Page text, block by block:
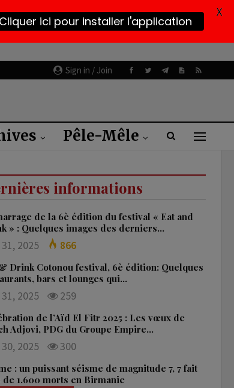
Sign in / Join
Pêle-Mêle
informations
de la 6è édition du festival « Eat and
» : Quelques images des derniers…
2025 866
Drink Cotonou festival, 6è édition: Quelques
bars et lounges qui…
2025 259
de l’Aïd El Fitr 2025 : Les vœux de
Adjovi, PDG du Groupe Empire…
2025 300
: un puissant séisme de magnitude 7, 7 fait
de 1.600 morts en Birmanie
Cliquer ici pour installer l'application X